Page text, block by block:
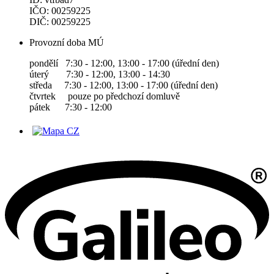
IČO: 00259225
DIČ: 00259225
Provozní doba MÚ
pondělí 7:30 - 12:00, 13:00 - 17:00 (úřední den)
úterý 7:30 - 12:00, 13:00 - 14:30
středa 7:30 - 12:00, 13:00 - 17:00 (úřední den)
čtvrtek pouze po předchozí domluvě
pátek 7:30 - 12:00